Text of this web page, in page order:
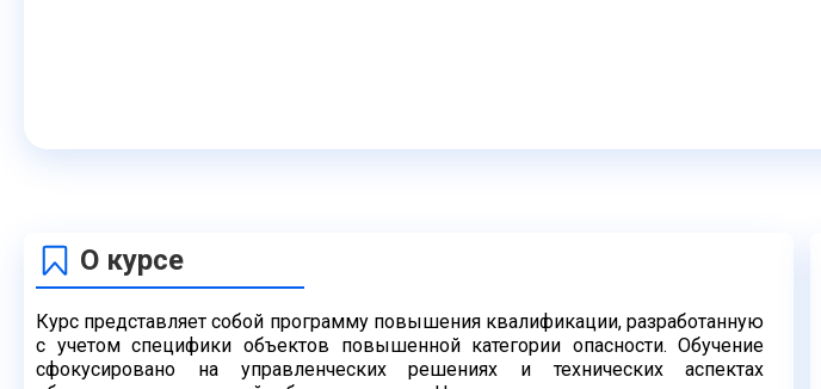
О курсе
Курс представляет собой программу повышения квалификации, разработанную
с учетомспецифики объектов повышенной категории опасности. Обучение
сфокусировано на управленческих решениях и технических аспектах